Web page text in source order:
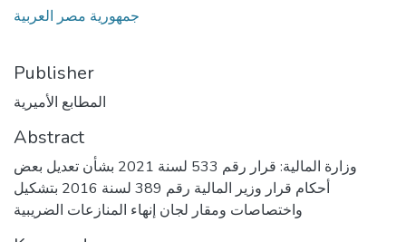
جمهورية مصر العربية
Publisher
المطابع الأميرية
Abstract
وزارة المالية: قرار رقم 533 لسنة 2021 بشأن تعديل بعض
أحكام قرار وزير المالية رقم 389 لسنة 2016 بتشكيل
واختصاصات ومقار لجان إنهاء المنازعات الضريبية